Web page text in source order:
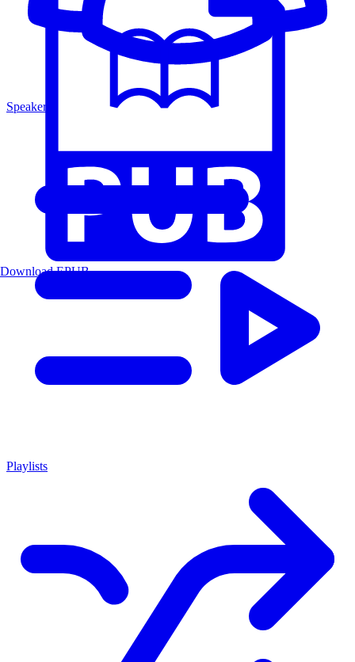
Speakers
Playlists
Download EPUB